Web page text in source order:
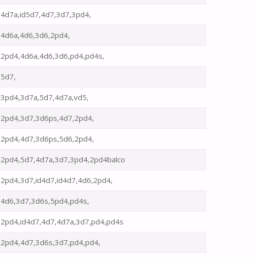
4d7a,id5d7,4d7,3d7,3pd4,
4d6a,4d6,3d6,2pd4,
2pd4,4d6a,4d6,3d6,pd4,pd4s,
5d7,
3pd4,3d7a,5d7,4d7a,vd5,
2pd4,3d7,3d6ps,4d7,2pd4,
2pd4,4d7,3d6ps,5d6,2pd4,
2pd4,5d7,4d7a,3d7,3pd4,2pd4balco
2pd4,3d7,id4d7,id4d7,4d6,2pd4,
4d6,3d7,3d6s,5pd4,pd4s,
2pd4,id4d7,4d7,4d7a,3d7,pd4,pd4s
2pd4,4d7,3d6s,3d7,pd4,pd4,